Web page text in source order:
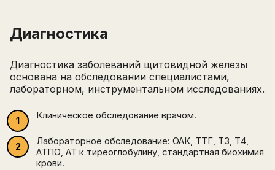
Диагностика
Диагностика заболеваний щитовидной железы
основана на обследовании специалистами,
лабораторном, инструментальном исследованиях.
Клиническое обследование врачом.
Лабораторное обследование: ОАК, ТТГ, Т3, Т4,
АТПО, АТ к тиреоглобулину, стандартная биохимия
крови.